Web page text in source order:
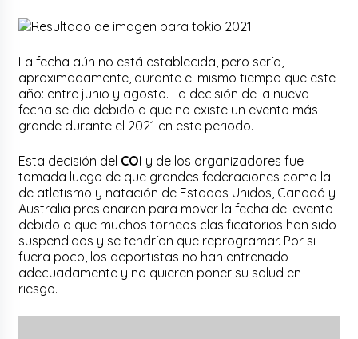
La fecha aún no está establecida, pero sería,
aproximadamente, durante el mismo tiempo que este
año: entre junio y agosto. La decisión de la nueva
fecha se dio debido a que no existe un evento más
grande durante el 2021 en este periodo.
Esta decisión del COI y de los organizadores fue
tomada luego de que grandes federaciones como la
de atletismo y natación de Estados Unidos, Canadá y
Australia presionaran para mover la fecha del evento
debido a que muchos torneos clasificatorios han sido
suspendidos y se tendrían que reprogramar. Por si
fuera poco, los deportistas no han entrenado
adecuadamente y no quieren poner su salud en
riesgo.